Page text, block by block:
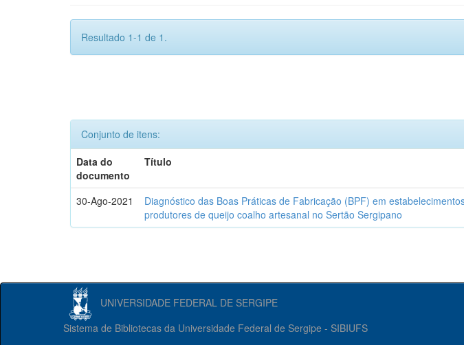
Resultado 1-1 de 1.
Conjunto de itens:
Data do
documento
Título
30-Ago-2021
Diagnóstico das Boas Práticas de Fabricação (BPF) em
produtores de queijo coalho artesanal no Sertão Sergipano
UNIVERSIDADE FEDERAL DE SERGIPE
Sistema de Bibliotecas da Universidade Federal de Sergipe - SIBIUFS